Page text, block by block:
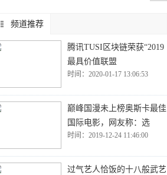
频道推荐
腾讯TUSI区块链荣获“2019
最具价值联盟
时间：2020-01-17 13:06:53
巅峰国漫未上榜奥斯卡最佳
国际电影，网友称：选
时间：2019-12-24 11:46:00
过气艺人恰饭的十八般武艺